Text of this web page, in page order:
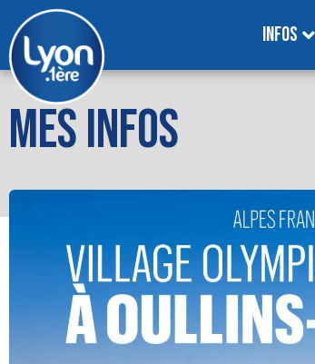
INFOS
MES INFOS